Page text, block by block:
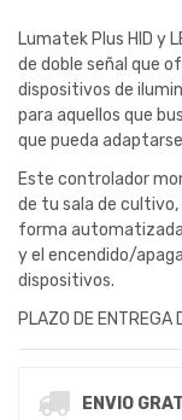
Lumatek Plus HID y
de doble señal que
dispositivos de
para aquellos que
que pueda
Este controlador
de tu sala de
forma
y el encendido/
dispositivos.
PLAZO DE ENTREGA
ENVIO